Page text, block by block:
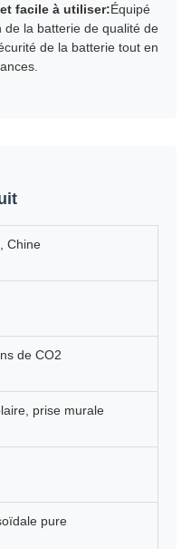
facile à utiliser:Équipé
de la batterie de qualité de
de la batterie tout en
Chine
de CO2
prise murale
pure